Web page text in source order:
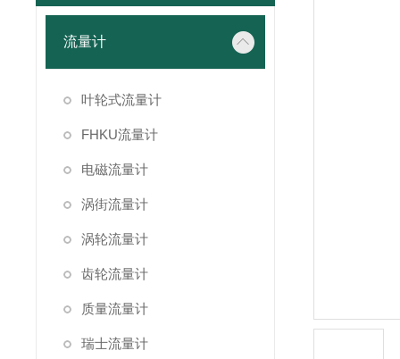
流量计
叶轮式流量计
FHKU流量计
电磁流量计
涡街流量计
涡轮流量计
齿轮流量计
质量流量计
瑞士流量计